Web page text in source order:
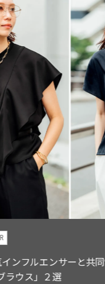
インフルエンサーと共
ウス」２選